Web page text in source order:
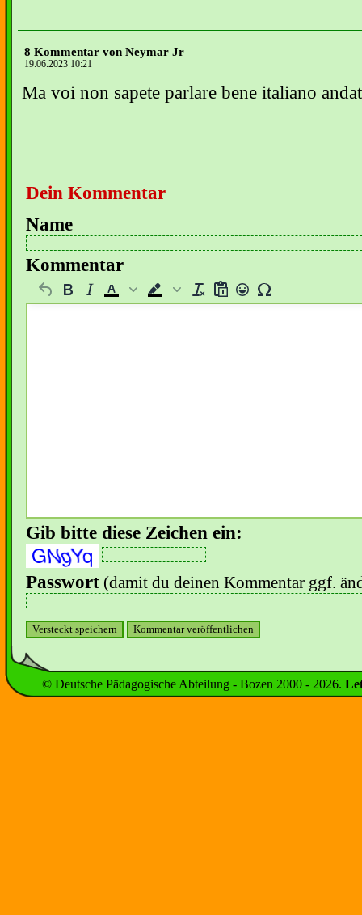
8 Kommentar von Neymar Jr
19.06.2023 10:21
Ma voi non sapete parlare bene italiano
Dein Kommentar
Name
Kommentar
Gib bitte diese Zeichen ein:
Passwort (damit du deinen Kommentar ggf.
© Deutsche Pädagogische Abteilung - Bozen 2000 - 2026.